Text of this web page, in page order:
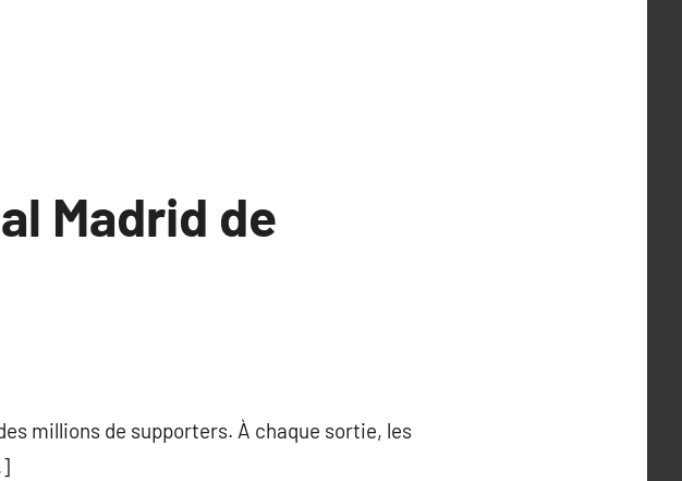
Madrid de
millions de supporters. À chaque sortie, les